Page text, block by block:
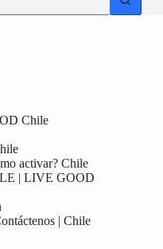
Chile
activar? Chile
| LIVE GOOD
| Chile